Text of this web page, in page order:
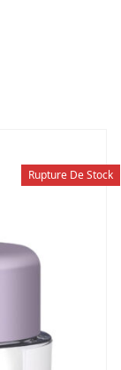
Rupture De Stock